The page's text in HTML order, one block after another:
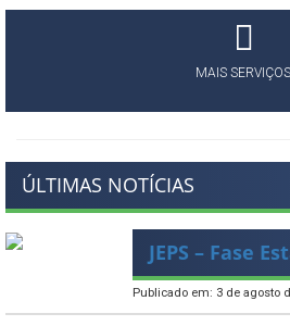
MAIS SERVIÇOS
ÚLTIMAS NOTÍCIAS
JEPS – Fase
Publicado em: 3 de agosto